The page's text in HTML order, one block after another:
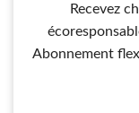
Recevez
Abonnement